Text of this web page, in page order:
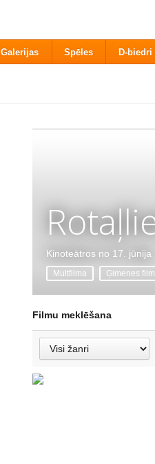
Galerijas Spēles D-biedri
Kinoteātros no 17. jūnija
Multfilma Ģimenes
Filmu meklēšana